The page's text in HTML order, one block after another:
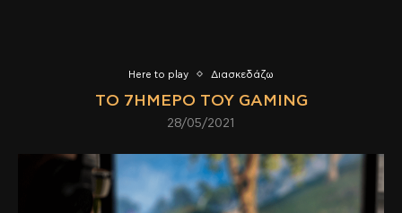
Here to play Διασκεδάζω
ΤΟ 7ΉΜΕΡΟ ΤΟΥ GAMING
28/05/2021